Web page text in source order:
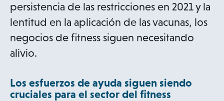
persistencia de las restricciones en 2021 y la
lentitud en la aplicación de las vacunas, los
negocios de fitness siguen necesitando
alivio.
Los esfuerzos de ayuda siguen siendo
cruciales para el sector del fitness